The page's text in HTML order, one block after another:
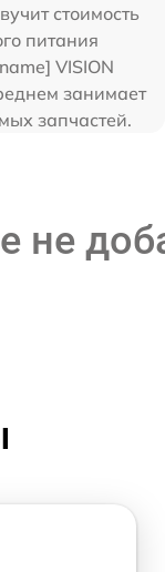
стоимость
питания
VISION
занимает
запчастей.
не